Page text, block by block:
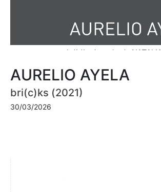
AURELIO AYELA
bri(c)ks (2021)
30/03/2026